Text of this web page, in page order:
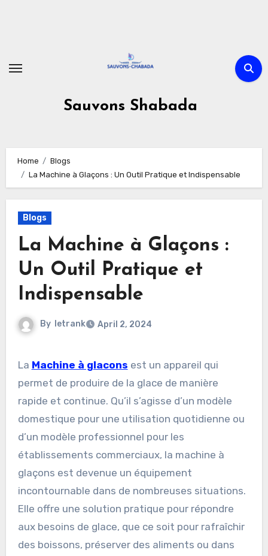
Sauvons Shabada
Home
Blogs
La Machine à Glaçons : Un Outil Pratique et Indispensable
Blogs
La Machine à Glaçons :
Un Outil Pratique et
Indispensable
By letrank April 2, 2024
La Machine à glacons est un appareil qui
permet de produire de la glace de manière
rapide et continue. Qu’il s’agisse d’un modèle
domestique pour une utilisation quotidienne ou
d’un modèle professionnel pour les
établissements commerciaux, la machine à
glaçons est devenue un équipement
incontournable dans de nombreuses situations.
Elle offre une solution pratique pour répondre
aux besoins de glace, que ce soit pour rafraîchir
des boissons, préserver des aliments ou dans